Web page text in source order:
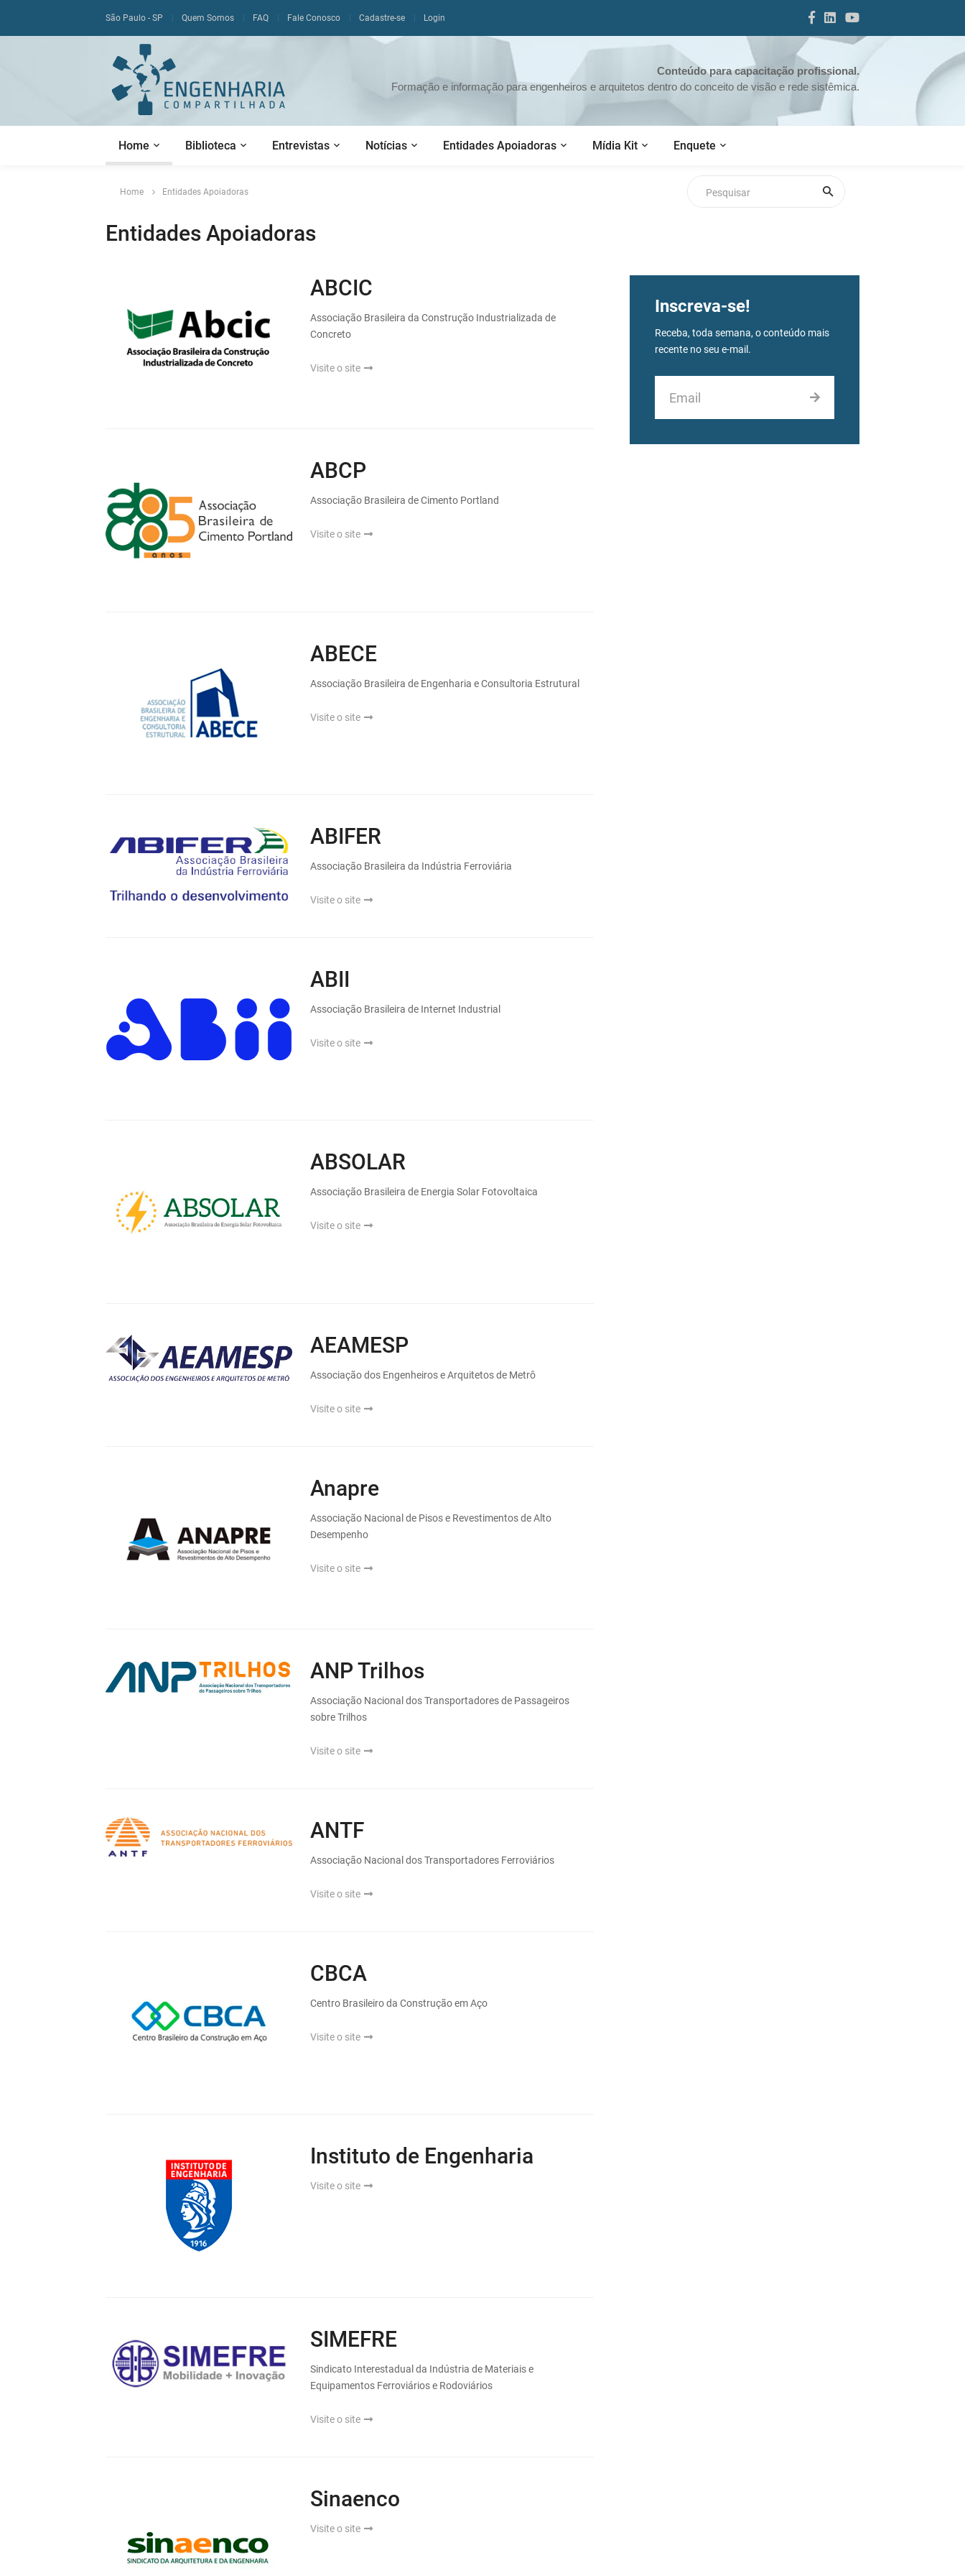
São Paulo - SP Quem Somos FAQ Fale Conosco Cadastre-se Login
Conteúdo para capacitação profissional.
Formação e informação para engenheiros e arquitetos dentro do conceito de visão e rede sistêmica.
Home Biblioteca Entrevistas Notícias Entidades Apoiadoras Mídia Kit Enquete
Home Entidades Apoiadoras
Entidades Apoiadoras
ABCIC
Associação Brasileira da Construção Industrializada de
Concreto
Visite o site
ABCP
Associação Brasileira de Cimento Portland
Visite o site
ABECE
Associação Brasileira de Engenharia e Consultoria Estrutural
Visite o site
ABIFER
Associação Brasileira da Indústria Ferroviária
Visite o site
ABII
Associação Brasileira de Internet Industrial
Visite o site
ABSOLAR
Associação Brasileira de Energia Solar Fotovoltaica
Visite o site
AEAMESP
Associação dos Engenheiros e Arquitetos de Metrô
Visite o site
Anapre
Associação Nacional de Pisos e Revestimentos de Alto
Desempenho
Visite o site
ANP Trilhos
Associação Nacional dos Transportadores de Passageiros
sobre Trilhos
Visite o site
ANTF
Associação Nacional dos Transportadores Ferroviários
Visite o site
CBCA
Centro Brasileiro da Construção em Aço
Visite o site
Instituto de Engenharia
Visite o site
SIMEFRE
Sindicato Interestadual da Indústria de Materiais e
Equipamentos Ferroviários e Rodoviários
Visite o site
Sinaenco
Visite o site
Inscreva-se!
Receba, toda semana, o conteúdo mais
recente no seu e-mail.